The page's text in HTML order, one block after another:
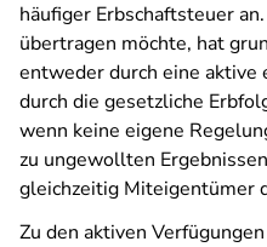
häufiger Erbschaftsteuer
übertragen möchte, hat
entweder durch eine aktive
durch die gesetzliche
wenn keine eigene
zu ungewollten
gleichzeitig Miteigentümer
Zu den aktiven